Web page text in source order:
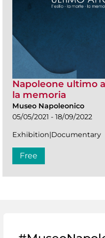
Napoleone ultimo
la memoria
Museo Napoleonico
05/05/2021 - 18/09/2022
Exhibition|Documentary
Free